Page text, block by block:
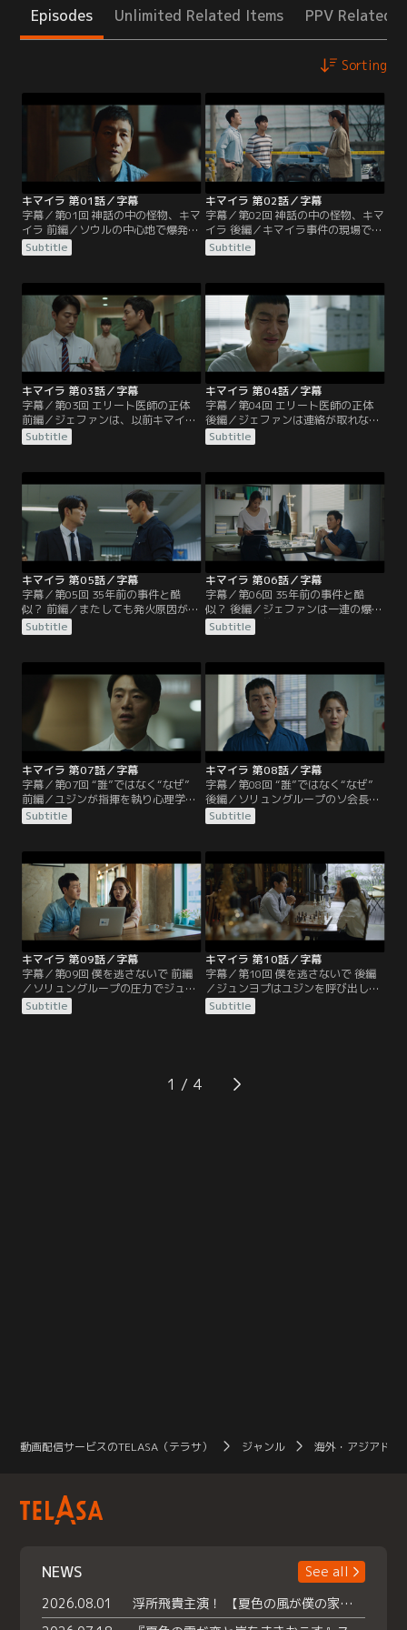
Episodes Unlimited Related Items PPV Related
Sorting
キマイラ 第01話／字幕
字幕／第01回 神話の中の怪物、キマ
イラ 前編／ソウルの中心地で爆発事
件が発生し車が全焼、運転手は死亡
した。捜査を担当する刑事のジェフ
ことを不思議に思い爆発物テロ専門
家のユジンに相談する。そんなな
か、被害者ソン・ワンギがかつて記
者だったことが分かる。ワンギは35
年前に起きた連続爆発事件、通
称“キマイラ事件”を…。
Subtitle
キマイラ 第02話／字幕
字幕／第02回 神話の中の怪物、キマ
イラ 後編／キマイラ事件の現場で
は、ギリシャ神話の怪物キマイラの
絵が施されたライターが必ず発見さ
現場でハン班長がライターらしき物
を隠していたことを思い出す。犯行
の足取りを追っていたジェファン
は、犯人のアジトらしき部屋で爆発
に巻き込まれ重傷を負う。その部屋
の壁にはキマイラの絵が…。
Subtitle
キマイラ 第03話／字幕
字幕／第03回 エリート医師の正体
前編／ジェファンは、以前キマイラ
事件の担当地域に配属されていたハ
ン班長に事件について尋ねるが、班
場でワンギと会っていた医師ジュン
ヨプがワンギの車を尾行している映
像を確認。ジュンヨプのもとを訪ね
て事情を聞くが、ワンギのことは知
らないと言う。
Subtitle
キマイラ 第04話／字幕
字幕／第04回 エリート医師の正体
後編／ジェファンは連絡が取れなく
なったハン班長の家を訪ねるがそこ
に班長の姿はなく、部屋で黒焦げに
の事件記録の作成者がハン班長だっ
たことが分かる。ようやく監禁され
ているハン班長を見つけたジェファ
ンだったが、目の前で爆発が起こり
ハン班長は炎に包まれる。
Subtitle
キマイラ 第05話／字幕
字幕／第05回 35年前の事件と酷
似？ 前編／またしても発火原因が分
からない爆発事件。ハン班長の遺体
からはキマイラの絵が施されたライ
特別捜査本部が設置され、コ・グァ
ンスが班長として配属されるが、強
力2班の班員たちは事件が特捜本部
に管理されることに反発する。ジェ
ファンはハン班長を救えなかったこ
とを激しく後悔していた。
Subtitle
キマイラ 第06話／字幕
字幕／第06回 35年前の事件と酷
似？ 後編／ジェファンは一連の爆発
事件が35年前のキマイラ事件と酷似
していることを説明し、容疑者とし
捜索を望むが、コ班長には証拠が十
分ではないと諭される。しかし、防
犯カメラの映像に、ハン班長の家の
前にいるジュンヨプの姿が映ってい
たことで、特捜本部はジュンヨプの
緊急逮捕に踏み切った。
Subtitle
キマイラ 第07話／字幕
字幕／第07回 “誰”ではなく“なぜ”
前編／ユジンが指揮を執り心理学を
利用した手法でジュンヨプの取り調
べが始められるが、精神力に長けた
者のヒョギョンは連続爆発事件と過
去のキマイラ事件を関連付けた番組
を企画。キマイラ事件の容疑者で取
り調べ中に自殺したイ・サンウをは
じめ…。
Subtitle
キマイラ 第08話／字幕
字幕／第08回 “誰”ではなく“なぜ”
後編／ソリュングループのソ会長
は、自社製品の有害性が取り沙汰さ
れるや、原料や製造工程は変えず商
出す。ソ会長の妻ファジョンは病院
の看板医師ジュンヨプが逮捕された
ことに腹を立て、夫を通してペ署長
にクレーム。取調室でペ署長と対面
したジュンヨプは過去…。
Subtitle
キマイラ 第09話／字幕
字幕／第09回 僕を逃さないで 前編
／ソリュングループの圧力でジュン
ヨプは釈放された。すぐに別の容疑
者候補の捜査を指示するコ班長に対
マイラ事件の被害者3人が同じ研究
チームの研究員だったうえ、チーム
Subtitle
キマイラ 第10話／字幕
字幕／第10回 僕を逃さないで 後編
／ジュンヨプはユジンを呼び出し自
分の生い立ちを話す。ユジンは彼の
真意を測りかねていた。35年前マチ
手下に囲まれ絶体絶命のピンチに。
彼らをずっと尾行していたジェファ
Subtitle
1
動画配信サービスのTELASA（テラサ） ジャンル 海外・アジアドラ
NEWS
See all
2026.08.01
浮所飛貴主演！ 【夏色の風が僕の家にやってきた】 本日よりテラサで独占配信スタート！